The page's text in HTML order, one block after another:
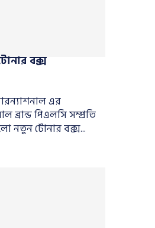
বক্স
এর
ব্রান্ড পিএলসি সম্প্রতি
নতুন টোনার বক্স...